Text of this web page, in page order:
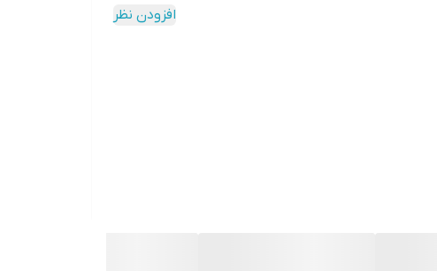
افزودن نظر